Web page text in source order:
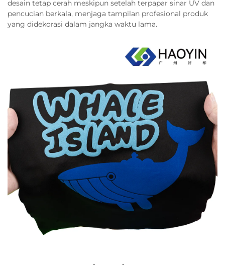
desain tetap cerah meskipun setelah terpapar sinar UV dan
pencucian berkala, menjaga tampilan profesional produk
yang didekorasi dalam jangka waktu lama.